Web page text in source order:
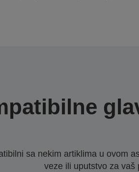
sa nekim artiklima u ovom
veze ili uputstvo za vaš